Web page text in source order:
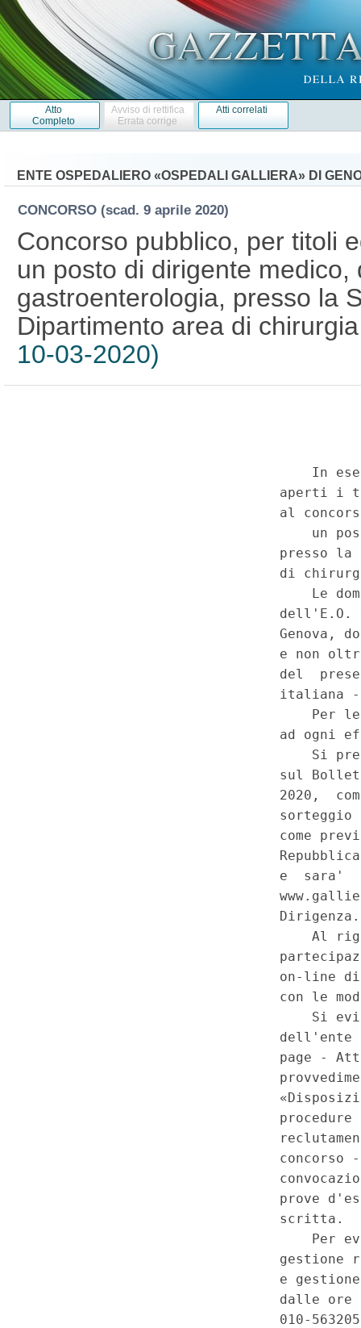
Atto
Completo
Avviso di rettifica
Errata corrige
Atti correlati
ENTE OSPEDALIERO «OSPEDALI GALLIERA» DI
CONCORSO (scad. 9 aprile 2020)
Concorso pubblico, per titoli
un posto di dirigente medico,
gastroenterologia, presso la
Dipartimento area di
10-03-2020)